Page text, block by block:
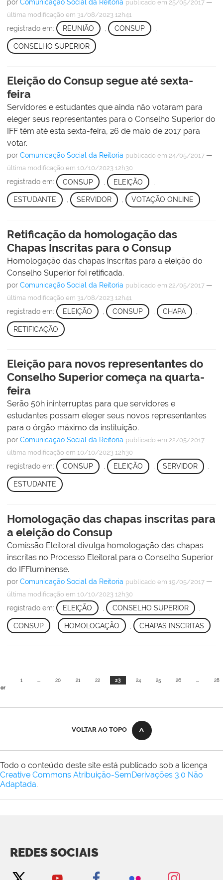
por Comunicação Social da Reitoria publicado em 25/05/2017 —
última modificação em 31/08/2023 12h41
registrado em: REUNIÃO CONSUP
CONSELHO SUPERIOR
Eleição do Consup segue até sexta-
feira
Servidores e estudantes que ainda não votaram para
eleger seus representantes para o Conselho Superior do
IFF têm até esta sexta-feira, 26 de maio de 2017 para
votar.
por Comunicação Social da Reitoria publicado em 24/05/2017 —
última modificação em 10/10/2023 12h30
registrado em: CONSUP ELEIÇÃO
ESTUDANTE , SERVIDOR , VOTAÇÃO ONLINE
Retificação da homologação das
Chapas Inscritas para o Consup
Homologação das chapas inscritas para a eleição do
Conselho Superior foi retificada.
por Comunicação Social da Reitoria publicado em 22/05/2017 —
última modificação em 31/08/2023 12h41
registrado em: ELEIÇÃO CONSUP CHAPA
RETIFICAÇÃO
Eleição para novos representantes do
Conselho Superior começa na quarta-
feira
Serão 50h ininterruptas para que servidores e
estudantes possam eleger seus novos representantes
para o órgão máximo da instituição.
por Comunicação Social da Reitoria publicado em 22/05/2017 —
última modificação em 10/10/2023 12h30
registrado em: CONSUP , ELEIÇÃO , SERVIDOR ,
ESTUDANTE
Homologação das chapas inscritas para
a eleição do Consup
Comissão Eleitoral divulga homologação das chapas
inscritas no Processo Eleitoral para o Conselho Superior
do IFFluminense.
por Comunicação Social da Reitoria publicado em 19/05/2017 —
última modificação em 10/10/2023 12h30
registrado em: ELEIÇÃO CONSELHO SUPERIOR
CONSUP HOMOLOGAÇÃO CHAPAS INSCRITAS
1 ... 20 21 22 23 24 25 26 ... 28
VOLTAR AO TOPO
Todo o conteúdo deste site está publicado sob a licença
Creative Commons Atribuição-SemDerivações 3.0 Não
Adaptada.
REDES SOCIAIS